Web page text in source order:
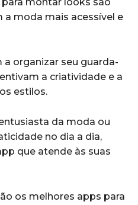
moda mais acessível e
a organizar seu guarda-
a criatividade e a
estilos.
da moda ou
no dia a dia,
que atende às suas
os melhores apps para